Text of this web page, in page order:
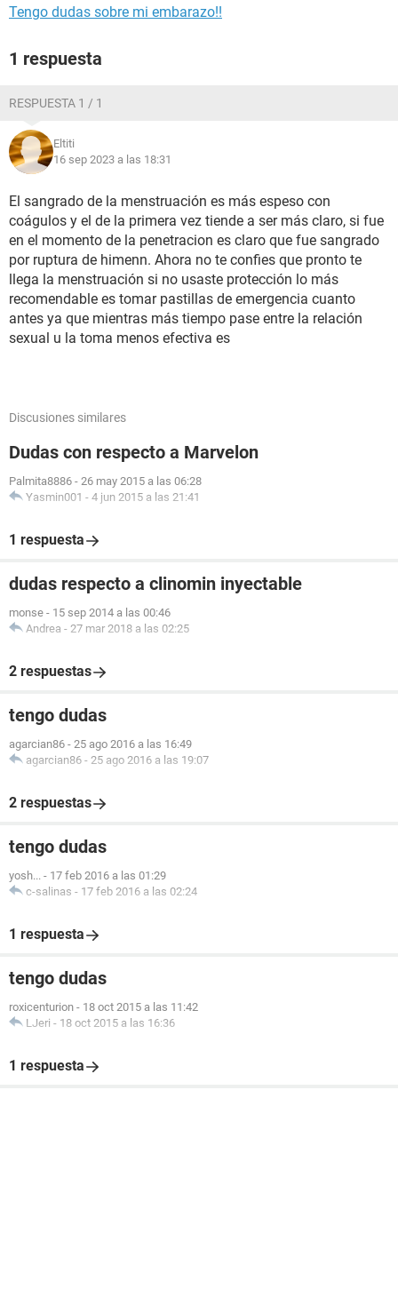
Tengo dudas sobre mi embarazo!!
1 respuesta
RESPUESTA 1 / 1
Eltiti
16 sep 2023 a las 18:31
El sangrado de la menstruación es más espeso con
coágulos y el de la primera vez tiende a ser más claro, si fue
en el momento de la penetracion es claro que fue sangrado
por ruptura de himenn. Ahora no te confies que pronto te
llega la menstruación si no usaste protección lo más
recomendable es tomar pastillas de emergencia cuanto
antes ya que mientras más tiempo pase entre la relación
sexual u la toma menos efectiva es
Discusiones similares
Dudas con respecto a Marvelon
Palmita8886 - 26 may 2015 a las 06:28
Yasmin001 - 4 jun 2015 a las 21:41
1 respuesta
dudas respecto a clinomin inyectable
monse - 15 sep 2014 a las 00:46
Andrea - 27 mar 2018 a las 02:25
2 respuestas
tengo dudas
agarcian86 - 25 ago 2016 a las 16:49
agarcian86 - 25 ago 2016 a las 19:07
2 respuestas
tengo dudas
yosh... - 17 feb 2016 a las 01:29
c-salinas - 17 feb 2016 a las 02:24
1 respuesta
tengo dudas
roxicenturion - 18 oct 2015 a las 11:42
LJeri - 18 oct 2015 a las 16:36
1 respuesta